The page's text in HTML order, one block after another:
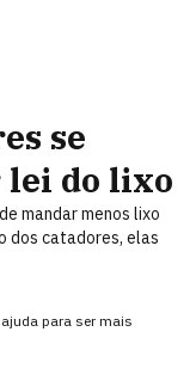
se
lei do lixo
mandar menos lixo
dos catadores, elas
para ser mais